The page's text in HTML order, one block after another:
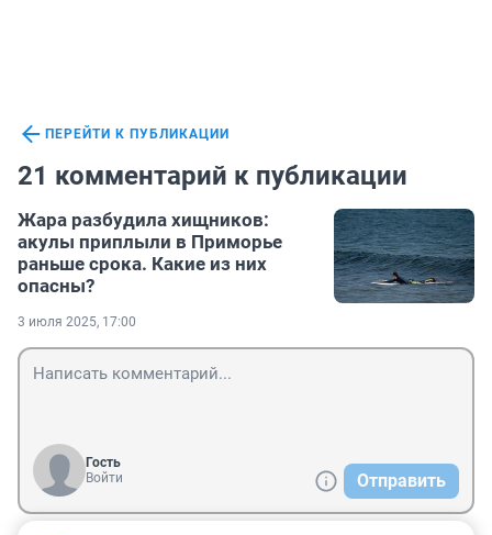
ПЕРЕЙТИ К ПУБЛИКАЦИИ
21 комментарий к публикации
Жара разбудила хищников:
акулы приплыли в Приморье
раньше срока. Какие из них
опасны?
3 июля 2025, 17:00
Гость
Войти
Отправить